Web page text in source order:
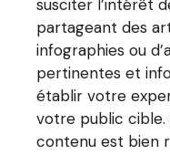
susciter l’intérêt
partageant des
infographies ou
pertinentes et
établir votre
votre public cible.
contenu est bien